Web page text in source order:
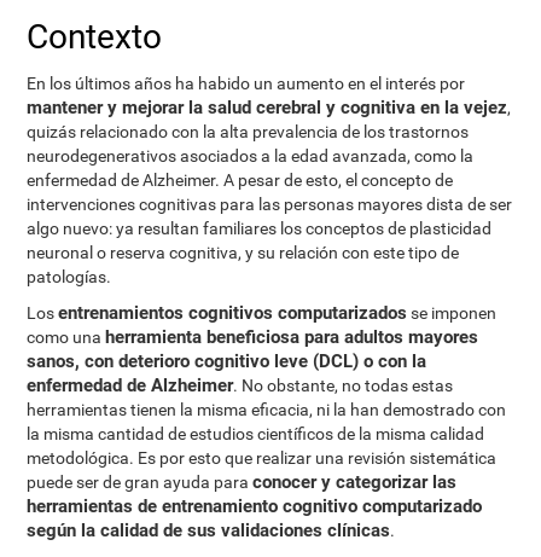
Contexto
En los últimos años ha habido un aumento en el interés por
mantener y mejorar la salud cerebral y cognitiva en la vejez,
quizás relacionado con la alta prevalencia de los trastornos
neurodegenerativos asociados a la edad avanzada, como la
enfermedad de Alzheimer. A pesar de esto, el concepto de
intervenciones cognitivas para las personas mayores dista de ser
algo nuevo: ya resultan familiares los conceptos de plasticidad
neuronal o reserva cognitiva, y su relación con este tipo de
patologías.
Losentrenamientos cognitivos computarizados se imponen
como una herramienta beneficiosa para adultos mayores
sanos, con deterioro cognitivo leve (DCL) o con la
enfermedad de Alzheimer. No obstante, no todas estas
herramientas tienen la misma eficacia, ni la han demostrado con
la misma cantidad de estudios científicos de la misma calidad
metodológica. Es por esto que realizar una revisión sistemática
puede ser de gran ayuda paraconocer y categorizar las
herramientas de entrenamiento cognitivo computarizado
según la calidad de sus validaciones clínicas.